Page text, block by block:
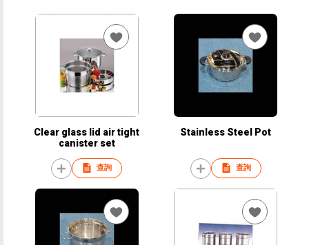
Clear glass lid air tight
canister set
查詢
Stainless Steel Pot
查詢